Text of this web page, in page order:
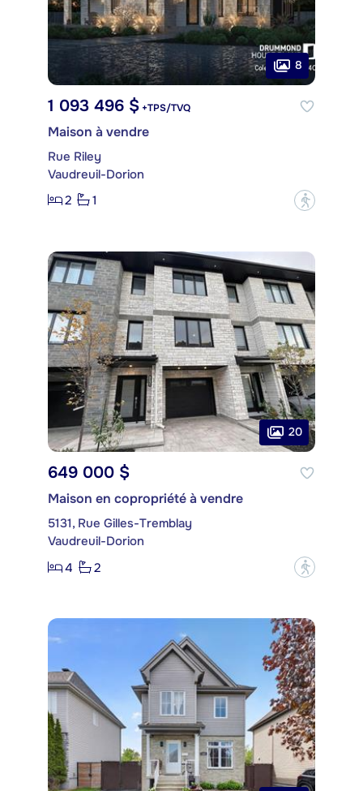
8
1 093 496 $ +TPS/TVQ
Maison à vendre
Rue Riley
Vaudreuil-Dorion
2
1 ?
20
649 000 $
Maison en copropriété à vendre
5131, Rue Gilles-Tremblay
Vaudreuil-Dorion
4
2 ?